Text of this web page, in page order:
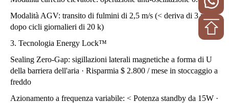
Modalità AGV: transito di fulmini di 2,5 m/s (< deriva di 3 mm
dopo cicli giornalieri di 20 k)
3. Tecnologia Energy Lock™
Sealing Zero-Gap: sigillazioni laterali magnetiche a forma di U
della barriera dell'aria · Risparmia $ 2.800 / mese in stoccaggio a
freddo
Azionamento a frequenza variabile: < Potenza standby da 15W ·